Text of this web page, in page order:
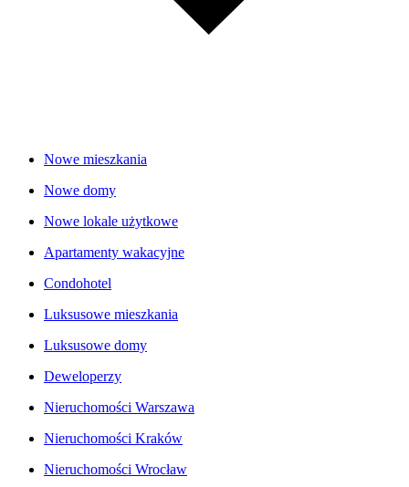
Nowe mieszkania
Nowe domy
Nowe lokale użytkowe
Apartamenty wakacyjne
Condohotel
Luksusowe mieszkania
Luksusowe domy
Deweloperzy
Nieruchomości Warszawa
Nieruchomości Kraków
Nieruchomości Wrocław